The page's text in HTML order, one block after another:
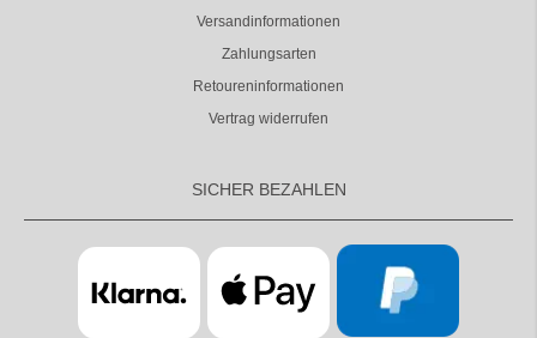
Versandinformationen
Zahlungsarten
Retoureninformationen
Vertrag widerrufen
SICHER BEZAHLEN